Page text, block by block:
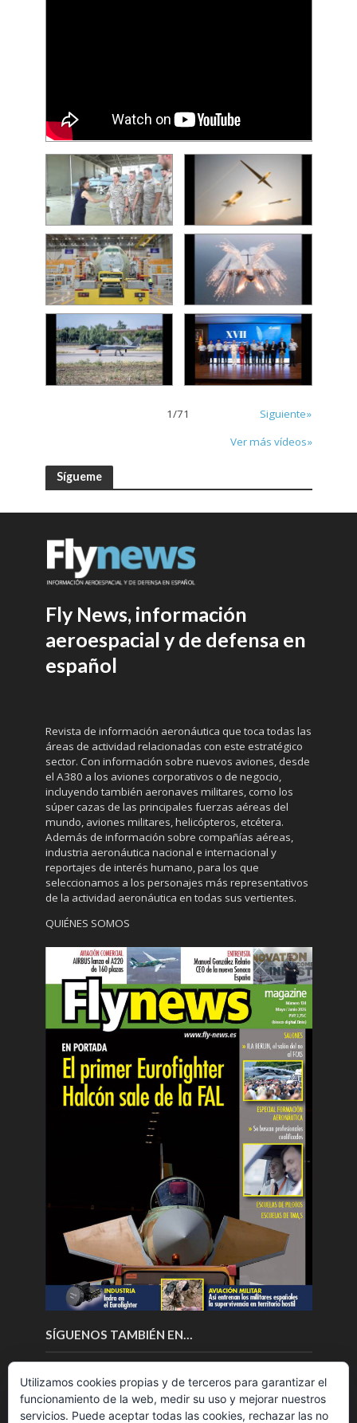
1/71
Siguiente»
Ver más vídeos»
Sígueme
Fly News, información
aeroespacial y de defensa en
español
Revista de información aeronáutica que toca todas las
áreas de actividad relacionadas con este estratégico
sector. Con información sobre nuevos aviones, desde
el A380 a los aviones corporativos o de negocio,
incluyendo también aeronaves militares, como los
súper cazas de las principales fuerzas aéreas del
mundo, aviones militares, helicópteros, etcétera.
Además de información sobre compañías aéreas,
industria aeronáutica nacional e internacional y
reportajes de interés humano, para los que
seleccionamos a los personajes más representativos
de la actividad aeronáutica en todas sus vertientes.
QUIÉNES SOMOS
SÍGUENOS TAMBIÉN EN…
Utilizamos cookies propias y de terceros para garantizar el
funcionamiento de la web, medir su uso y mejorar nuestros
servicios. Puede aceptar todas las cookies, rechazar las no